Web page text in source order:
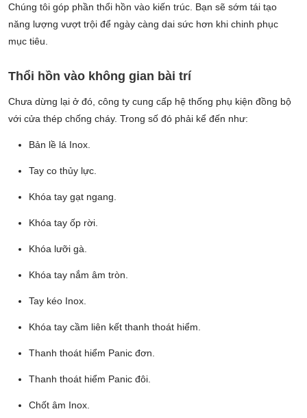
Chúng tôi góp phần thổi hồn vào kiến trúc. Bạn sẽ sớm tái tạo
năng lượng vượt trội để ngày càng dai sức hơn khi chinh phục
mục tiêu.
Thổi hồn vào không gian bài trí
Chưa dừng lại ở đó, công ty cung cấp hệ thống phụ kiện đồng bộ
với cửa thép chống cháy. Trong số đó phải kể đến như:
Bản lề lá Inox.
Tay co thủy lực.
Khóa tay gạt ngang.
Khóa tay ốp rời.
Khóa lưỡi gà.
Khóa tay nắm âm tròn.
Tay kéo Inox.
Khóa tay cầm liên kết thanh thoát hiểm.
Thanh thoát hiểm Panic đơn.
Thanh thoát hiểm Panic đôi.
Chốt âm Inox.